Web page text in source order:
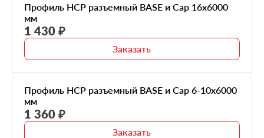
Профиль HCP разъемный BASE и Cap 16х6000
мм
1 430 ₽
Заказать
Профиль HCP разъемный BASE и Cap 6-10х6000
мм
1 360 ₽
Заказать